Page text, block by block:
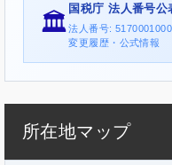
🏛️
国税庁 法人番号
法人番号:
変更履歴・公式情報
所在地マップ